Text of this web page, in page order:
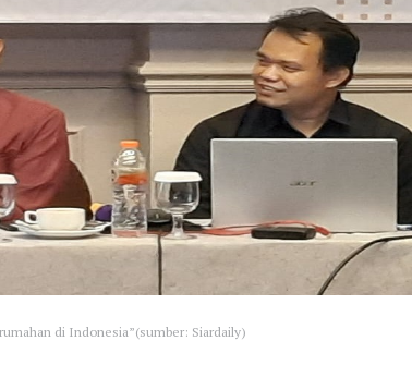
di Indonesia”(sumber: Siardaily)